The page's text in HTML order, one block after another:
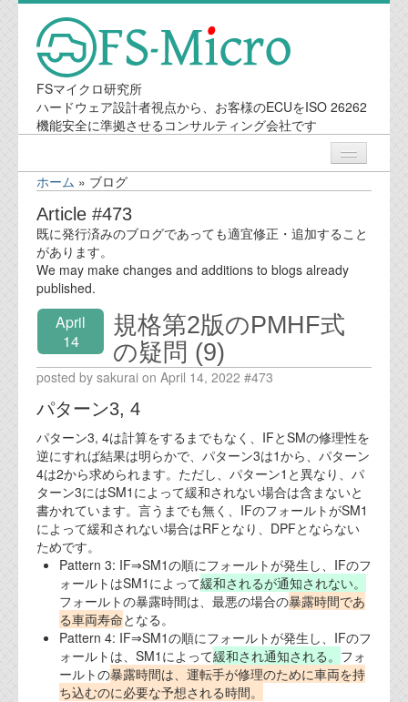
FSマイクロ研究所
ハードウェア設計者視点から、お客様のECUをISO 26262
機能安全に準拠させるコンサルティング会社です
ニュース
業務内容
会社案内
会社概要
代表ご挨拶
オフィス
実績
ブログ
機能安全ブログ
設計ブログ
テクノロジ
ホーム » ブログ
Article #473
既に発行済みのブログであっても適宜修正・追加すること
があります。
We may make changes and additions to blogs already
published.
April
14
規格第2版のPMHF式
の疑問 (9)
posted by sakurai on April 14, 2022 #473
パターン3, 4
パターン3, 4は計算をするまでもなく、IFとSMの修理性を
逆にすれば結果は明らかで、パターン3は1から、パターン
4は2から求められます。ただし、パターン1と異なり、パ
ターン3にはSM1によって緩和されない場合は含まないと
書かれています。言うまでも無く、IFのフォールトがSM1
によって緩和されない場合はRFとなり、DPFとならない
ためです。
Pattern 3: IF⇒SM1の順にフォールトが発生し、IFのフ
ォールトはSM1によって緩和されるが通知されない。
フォールトの暴露時間は、最悪の場合の暴露時間であ
る車両寿命となる。
Pattern 4: IF⇒SM1の順にフォールトが発生し、IFのフ
ォールトは、SM1によって緩和され通知される。 フォ
ールトの暴露時間は、運転手が修理のために車両を持
ち込むのに必要な予想される時間。